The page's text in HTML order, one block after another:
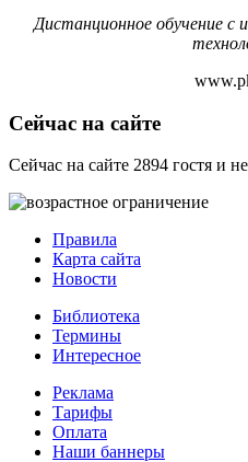
Дистанционное обучение с
Сейчас на сайте
Сейчас на сайте 2894 гостя и
Правила
Карта сайта
Новости
Библиотека
Термины
Интересное
Реклама
Тарифы
Оплата
Наши баннеры